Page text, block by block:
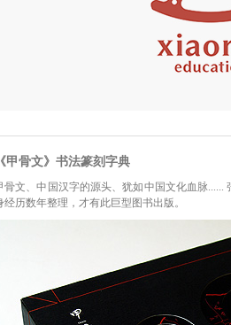
《甲骨文》书法篆刻字典
骨文、中国汉字的源头、犹如中国文化血脉
经历数年整理，才有此巨型图书出版。